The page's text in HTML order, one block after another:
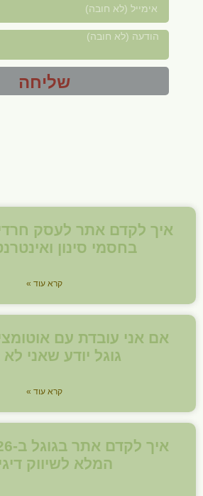
שליחה
איך לקדם אתר לעסק
בחסמי סינון
קרא עוד »
אם אני עובדת עם
גוגל יודע שאני
קרא עוד »
המלא לשיווק